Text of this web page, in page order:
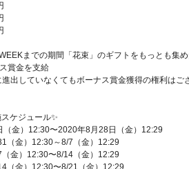
までの期間「花束」のギフトをもっとも集
賞金を支給
出していなくてもボーナス賞金獲得の権利はご
ケジュール✨
（金）12:30〜2020年8月28日（金）12:29
（金）12:30～8/7（金）12:29
（金）12:30〜8/14（金）12:29
（金）12:30〜8/21（金）12:29